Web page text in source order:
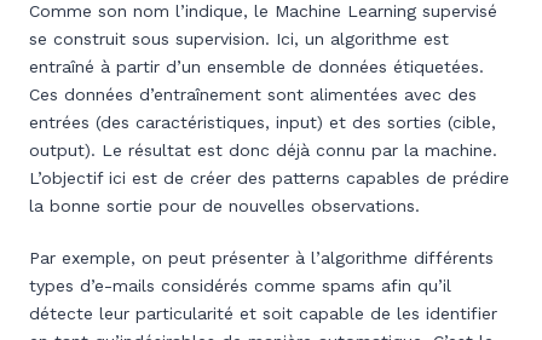
Comme son nom l’indique, le Machine Learning supervisé
se construit sous supervision. Ici, un algorithme est
entraîné à partir d’un ensemble de données étiquetées.
Ces données d’entraînement sont alimentées avec des
entrées (des caractéristiques, input) et des sorties (cible,
output). Le résultat est donc déjà connu par la machine.
L’objectif ici est de créer des patterns capables de prédire
la bonne sortie pour de nouvelles observations.
Par exemple, on peut présenter à l’algorithme différents
types d’e-mails considérés comme spams afin qu’il
détecte leur particularité et soit capable de les identifier